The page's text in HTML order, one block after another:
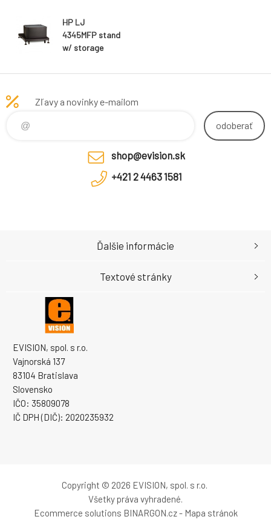
HP LJ
4345MFP stand
w/ storage
Zľavy a novinky e-mailom
odoberať
shop@evision.sk
+421 2 4463 1581
EVISION, spol. s r.o.
Vajnorská 137
83104 Bratislava
Slovensko
IČO: 35809078
IČ DPH (DIČ): 2020235932
Ďalšie informácie
Textové stránky
Copyright © 2026 EVISION, spol. s r.o.
Všetky práva vyhradené.
Ecommerce solutions BINARGON.cz- Mapa stránok